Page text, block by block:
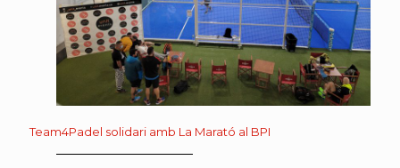
Team4Padel solidari amb La Marató al BPI